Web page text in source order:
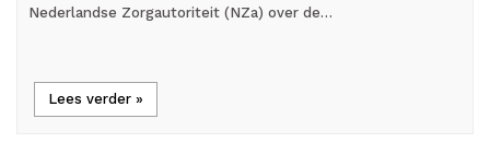
Nederlandse Zorgautoriteit (NZa) over de…
Lees verder »